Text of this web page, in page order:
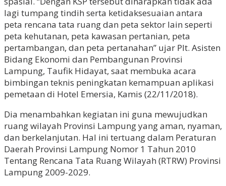
lagi tumpang tindih serta ketidaksesuaian antara
peta rencana tata ruang dan peta sektor lain seperti
peta kehutanan, peta kawasan pertanian, peta
pertambangan, dan peta pertanahan” ujar Plt. Asisten
Bidang Ekonomi dan Pembangunan Provinsi
Lampung, Taufik Hidayat, saat membuka acara
bimbingan teknis peningkatan kemampuan aplikasi
pemetaan di Hotel Emersia, Kamis (22/11/2018).
Dia menambahkan kegiatan ini guna mewujudkan
ruang wilayah Provinsi Lampung yang aman, nyaman,
dan berkelanjutan. Hal ini tertuang dalam Peraturan
Daerah Provinsi Lampung Nomor 1 Tahun 2010
Tentang Rencana Tata Ruang Wilayah (RTRW) Provinsi
Lampung 2009-2029.